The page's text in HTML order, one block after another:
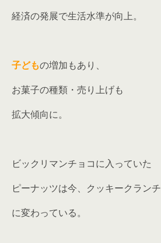
経済の発展で生活水準が向上。
子どもの増加もあり、
お菓子の種類・売り上げも
拡大傾向に。
ビックリマンチョコに入っていた
ピーナッツは今、クッキークランチ
に変わっている。